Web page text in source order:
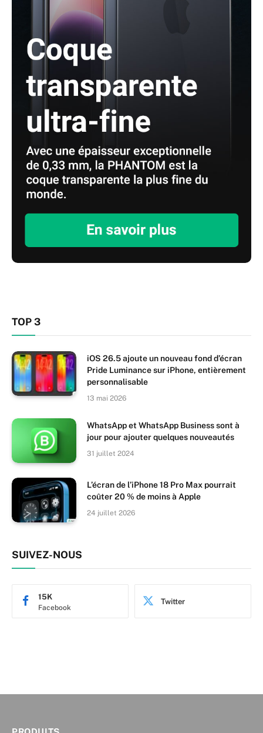
TOP 3
iOS 26.5 ajoute un nouveau fond d’écran
Pride Luminance sur iPhone, entièrement
personnalisable
13 mai 2026
WhatsApp et WhatsApp Business sont à
jour pour ajouter quelques nouveautés
31 juillet 2024
L’écran de l’iPhone 18 Pro Max pourrait
coûter 20 % de moins à Apple
24 juillet 2026
SUIVEZ-NOUS
Facebook
15K Twitter